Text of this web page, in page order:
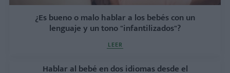
¿Es bueno o malo hablar a los bebés con un
lenguaje y un tono "infantilizados"?
LEER
Hablar al bebé en dos idiomas desde el